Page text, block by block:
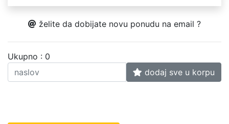
želite da dobijate novu ponudu na email ?
Ukupno : 0
dodaj sve u korpu